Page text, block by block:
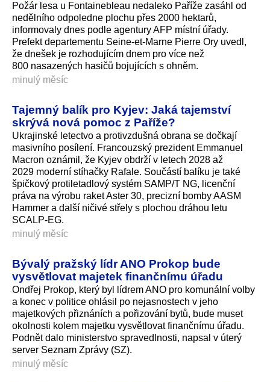
Požár lesa u Fontainebleau nedaleko Paříže zasáhl od
nedělního odpoledne plochu přes 2000 hektarů,
informovaly dnes podle agentury AFP místní úřady.
Prefekt departementu Seine-et-Marne Pierre Ory uvedl,
že dnešek je rozhodujícím dnem pro více než
800 nasazených hasičů bojujících s ohněm.
minulý měsíc
Tajemný balík pro Kyjev: Jaká tajemství
skrývá nová pomoc z Paříže?
Ukrajinské letectvo a protivzdušná obrana se dočkají
masivního posílení. Francouzský prezident Emmanuel
Macron oznámil, že Kyjev obdrží v letech 2028 až
2029 moderní stíhačky Rafale. Součástí balíku je také
špičkový protiletadlový systém SAMP/T NG, licenční
práva na výrobu raket Aster 30, precizní bomby AASM
Hammer a další ničivé střely s plochou dráhou letu
SCALP-EG.
minulý měsíc
Bývalý pražský lídr ANO Prokop bude
vysvětlovat majetek finančnímu úřadu
Ondřej Prokop, který byl lídrem ANO pro komunální volby
a konec v politice ohlásil po nejasnostech v jeho
majetkových přiznáních a pořizování bytů, bude muset
okolnosti kolem majetku vysvětlovat finančnímu úřadu.
Podnět dalo ministerstvo spravedlnosti, napsal v úterý
server Seznam Zprávy (SZ).
minulý měsíc